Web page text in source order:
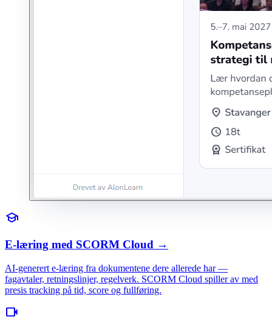
school
E-læring med SCORM Cloud →
AI-generert e-læring fra dokumentene dere allerede har —
fagavtaler, retningslinjer, regelverk. SCORM Cloud spiller av med
presis tracking på tid, score og fullføring.
videocam